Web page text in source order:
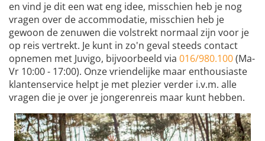
en vind je dit een wat eng idee, misschien heb je nog
vragen over de accommodatie, misschien heb je
gewoon de zenuwen die volstrekt normaal zijn voor je
op reis vertrekt. Je kunt in zo'n geval steeds contact
opnemen met Juvigo, bijvoorbeeld via 016/980.100(Ma-
Vr 10:00 - 17:00). Onze vriendelijke maar enthousiaste
klantenservice helpt je met plezier verder i.v.m. alle
vragen die je over je jongerenreis maar kunt hebben.